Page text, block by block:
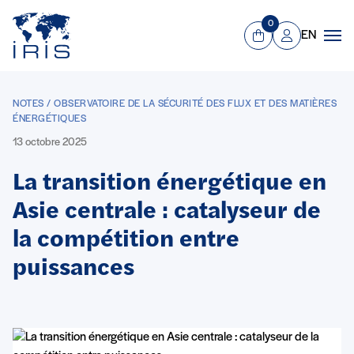
Aller au contenu principal
Panier
0
Mon compte
EN
NOTES / OBSERVATOIRE DE LA SÉCURITÉ DES FLUX ET DES MATIÈRES
ÉNERGÉTIQUES
13 octobre 2025
La transition énergétique en
Asie centrale : catalyseur de
la compétition entre
puissances